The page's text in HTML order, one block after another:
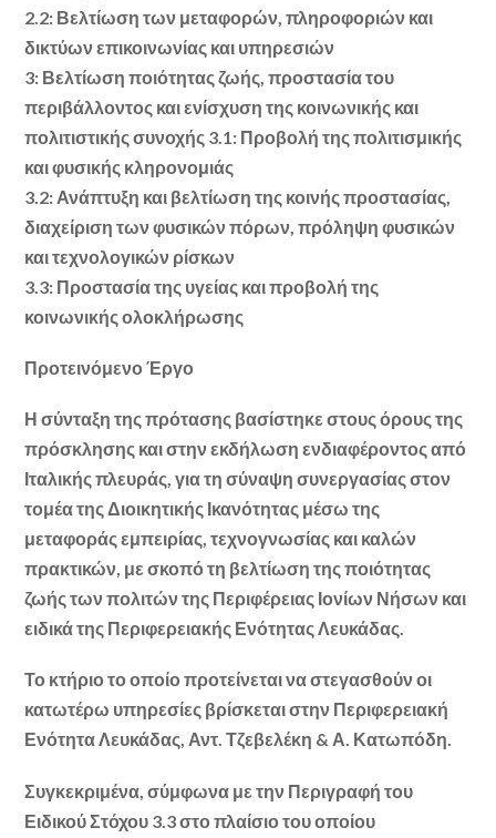
2.2: Βελτίωση των μεταφορών, πληροφοριών και
δικτύων επικοινωνίας και υπηρεσιών
3: Βελτίωση ποιότητας ζωής, προστασία του
περιβάλλοντος και ενίσχυση της κοινωνικής και
πολιτιστικής συνοχής 3.1: Προβολή της πολιτισμικής
και φυσικής κληρονομιάς
3.2: Ανάπτυξη και βελτίωση της κοινής προστασίας,
διαχείριση των φυσικών πόρων, πρόληψη φυσικών
και τεχνολογικών ρίσκων
3.3: Προστασία της υγείας και προβολή της
κοινωνικής ολοκλήρωσης
Προτεινόμενο Έργο
Η σύνταξη της πρότασης βασίστηκε στους όρους της
πρόσκλησης και στην εκδήλωση ενδιαφέροντος από
Ιταλικής πλευράς, για τη σύναψη συνεργασίας στον
τομέα της Διοικητικής Ικανότητας μέσω της
μεταφοράς εμπειρίας, τεχνογνωσίας και καλών
πρακτικών, με σκοπό τη βελτίωση της ποιότητας
ζωής των πολιτών της Περιφέρειας Ιονίων Νήσων και
ειδικά της Περιφερειακής Ενότητας Λευκάδας.
Το κτήριο το οποίο προτείνεται να στεγασθούν οι
κατωτέρω υπηρεσίες βρίσκεται στην Περιφερειακή
Ενότητα Λευκάδας, Αντ. Τζεβελέκη & Α. Κατωπόδη.
Συγκεκριμένα, σύμφωνα με την Περιγραφή του
Ειδικού Στόχου 3.3 στο πλαίσιο του οποίου